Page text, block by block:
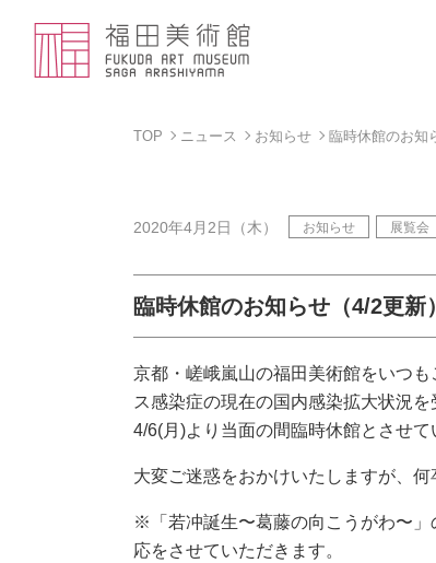
TOP ニュース お知らせ 臨時休館のお知
2020年4月2日（木） お知らせ 展覧会
臨時休館のお知らせ（4/2更新）
京都・嵯峨嵐山の福田美術館をいつ
ス感染症の現在の国内感染拡大状況
4/6(月)より当面の間臨時休館とさせて
大変ご迷惑をおかけいたしますが、
※「若冲誕生〜葛藤の向こうがわ〜
応をさせていただきます。